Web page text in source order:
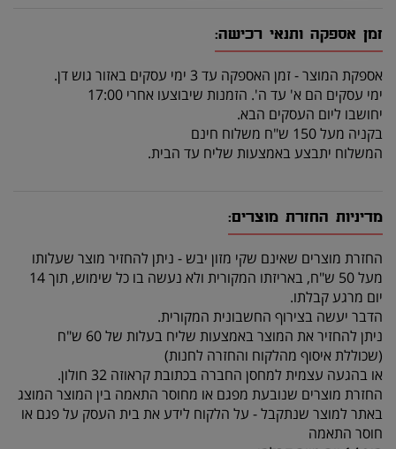
זמן אספקה ותנאי רכישה:
אספקת המוצר - זמן האספקה עד 3 ימי עסקים באזור גוש דן.
ימי עסקים הם א' עד ה'. הזמנות שיבוצעו אחרי 17:00
יחושבו ליום העסקים הבא.
בקניה מעל 150 ש"ח משלוח חינם
המשלוח יתבצע באמצעות שליח עד הבית.
מדיניות החזרת מוצרים:
החזרת מוצרים שאינם שקי מזון יבש - ניתן להחזיר מוצר שעלותו
מעל 50 ש"ח, באריזתו המקורית ולא נעשה בו כל שימוש, תוך 14
יום מרגע קבלתו.
הדבר יעשה בצירוף החשבונית המקורית.
ניתן להחזיר את המוצר באמצעות שליח בעלות של 60 ש"ח
(שכוללת איסוף מהלקוח והחזרה לחנות)
או בהגעה עצמית למחסן החברה בכתובת קראוזה 32 חולון.
החזרת מוצרים שנובעת מפגם או מחוסר התאמה בין המוצר המוצג
באתר למוצר שנתקבל - על הלקוח לידע את בית העסק על פגם או
חוסר התאמה